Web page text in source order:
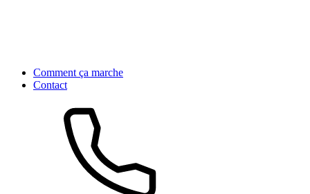
Comment ça marche
Contact